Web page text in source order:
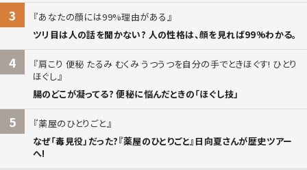
3
あなたの顔には99%理由がある
ツリ目は人の話を聞かない? 人の性格は、顔を見れば99%わかる。
4
肩こり 便秘 たるみ むくみ うつうつを自分の手でときほぐす! ひとり
ほぐし
腸のどこが凝ってる? 便秘に悩んだときの「ほぐし技」
5
薬屋のひとりごと
なぜ「毒見役」だった?『薬屋のひとりごと』日向夏さんが歴史ツアー
へ!